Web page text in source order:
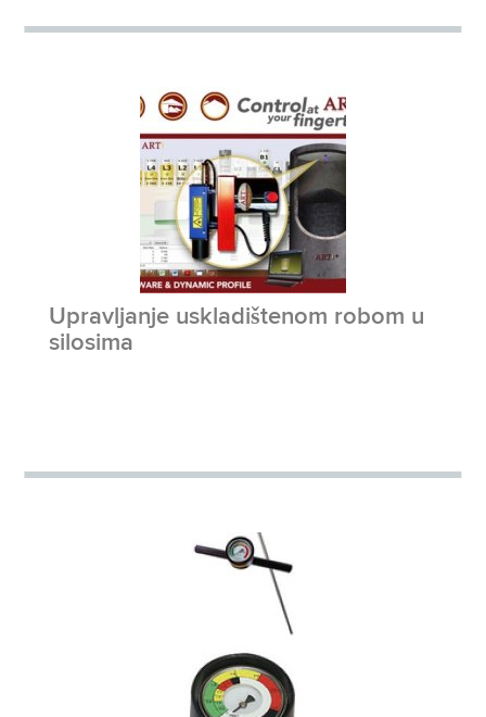
Upravljanje uskladištenom robom u
silosima